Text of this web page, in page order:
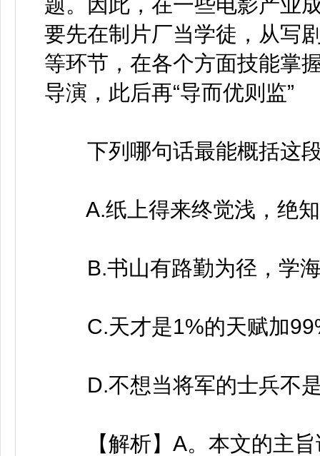
要先在制片厂当学徒，从写
等环节，在各个方面技能掌
导演，此后再“导而优则监”
下列哪句话最能概括这段
A.纸上得来终觉浅，绝知
B.书山有路勤为径，学海
C.天才是1%的天赋加
D.不想当将军的士兵不
【解析】A。本文的主旨